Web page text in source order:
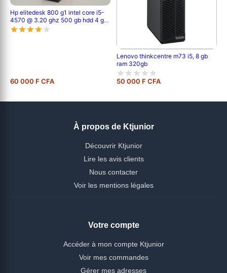
Hp elitedesk 800 g1 intel core i5-
4570 @ 3.20 ghz 500 gb hdd 4 gb
pc3l 4eme génération
60 000 F CFA
Lenovo thinkcentre m73 i5, 8 gb
ram 320gb
50 000 F CFA
À propos de Ktjunior
Découvrir Ktjunior
Lire les avis clients
Nous contacter
Voir les mentions légales
Votre compte
Accéder à mon compte Ktjunior
Voir mes commandes
Gérer mes adresses